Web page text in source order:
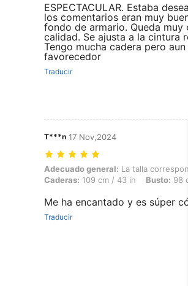
ESPECTACULAR. Estaba
los comentarios eran muy
fondo de armario. Queda muy
calidad. Se ajusta a la cintura
Tengo mucha cadera pero
favorecedor
Traducir
T***n 17 Nov,2024
Adecuado general: La talla corresponde,
Adecuado general: La talla
Caderas: 109 cm / 43 in Busto: 98
Me ha encantado y es súper
Traducir